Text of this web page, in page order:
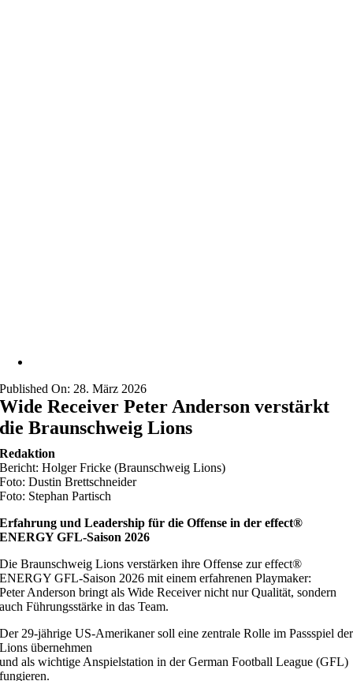
Published On: 28. März 2026
Wide Receiver Peter Anderson verstärkt
die Braunschweig Lions
Redaktion
Bericht: Holger Fricke (Braunschweig Lions)
Foto: Dustin Brettschneider
Foto: Stephan Partisch
Erfahrung und Leadership für die Offense in der effect®
ENERGY GFL-Saison 2026
Die Braunschweig Lions verstärken ihre Offense zur effect®
ENERGY GFL-Saison 2026 mit einem erfahrenen Playmaker:
Peter Anderson bringt als Wide Receiver nicht nur Qualität, sondern
auch Führungsstärke in das Team.
Der 29-jährige US-Amerikaner soll eine zentrale Rolle im Passspiel der
Lions übernehmen
und als wichtige Anspielstation in der German Football League (GFL)
fungieren.